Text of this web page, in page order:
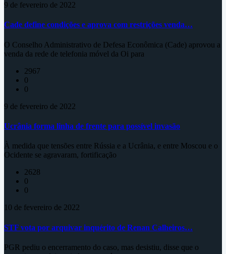
9 de fevereiro de 2022
Cade define condições e aprova com restrições venda…
O Conselho Administrativo de Defesa Econômica (Cade) aprovou a
venda da rede de telefonia móvel da Oi para
2967
0
0
9 de fevereiro de 2022
Ucrânia forma linha de frente para possível invasão
À medida que tensões entre Rússia e a Ucrânia, e entre Moscou e o
Ocidente se agravaram, fortificação
2628
0
0
10 de fevereiro de 2022
STF vota por arquivar inquérito de Renan Calheiros…
PGR pediu o encerramento do caso, mas desistiu, disse que o